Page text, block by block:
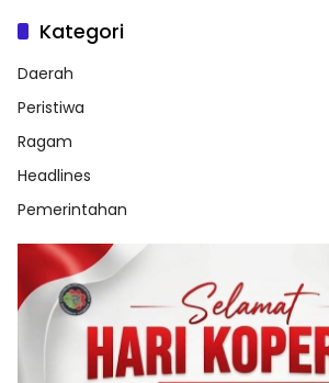
Kategori
Daerah
Peristiwa
Ragam
Headlines
Pemerintahan